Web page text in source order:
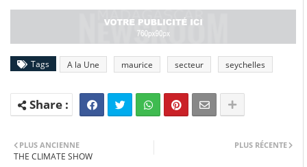
Tags A la Une maurice secteur seychelles
PLUS RÉCENTE
PLUS ANCIENNE
THE CLIMATE SHOW